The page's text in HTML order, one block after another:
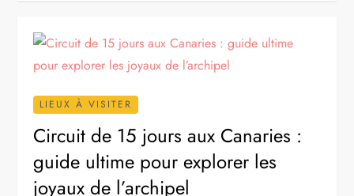
LIEUX À VISITER
Circuit de 15 jours aux Canaries :
guide ultime pour explorer les
joyaux de l’archipel